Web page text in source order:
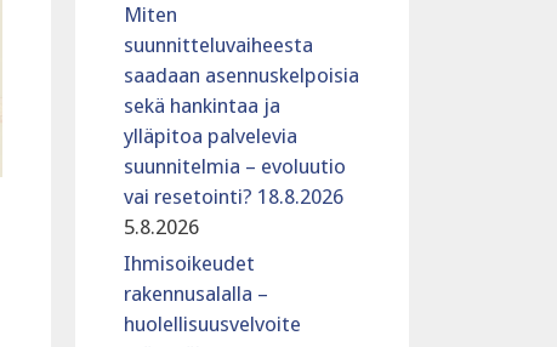
Miten
suunnitteluvaiheesta
saadaan asennuskelpoisia
sekä hankintaa ja
ylläpitoa palvelevia
suunnitelmia – evoluutio
vai resetointi? 18.8.2026
5.8.2026
Ihmisoikeudet
rakennusalalla –
huolellisuusvelvoite